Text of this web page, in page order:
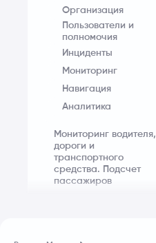
Организация
Пользователи и
полномочия
Инциденты
Мониторинг
Навигация
Аналитика
Мониторинг водителя,
дороги и
транспортного
средства. Подсчет
пассажиров